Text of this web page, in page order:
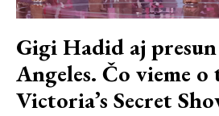
Gigi Hadid aj
Angeles. Čo vieme
Victoria’s Secret